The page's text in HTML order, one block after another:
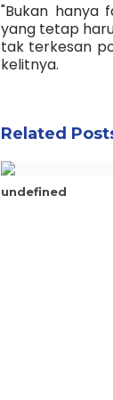
"Bukan hanya
yang tetap
tak terkesan
kelitnya.
Related
undefined